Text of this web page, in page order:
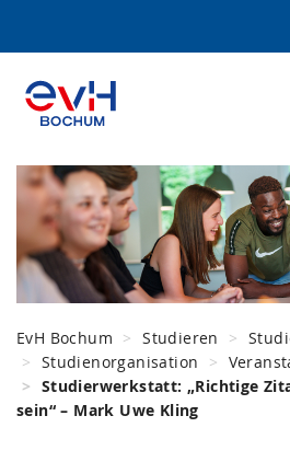
EvH Bochum Studieren
Studienorganisation
Studierwerkstatt: „Richtige
sein“ – Mark Uwe Kling